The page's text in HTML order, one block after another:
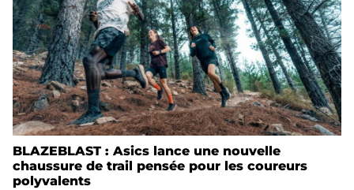
BLAZEBLAST : Asics lance une nouvelle
chaussure de trail pensée pour les coureurs
polyvalents